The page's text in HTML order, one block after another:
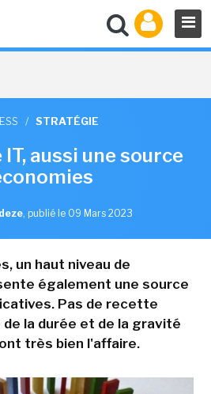
/ STRATÉGIE
aussi une source
, publié le 09 Mars 2023
un haut niveau de
également une source
Pas de recette
de la durée et de la gravité
très bien l'affaire.